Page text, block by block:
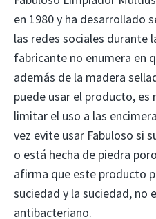
en 1980 y ha desarrollado
las redes sociales durante
fabricante no enumera en
además de la madera
puede usar el producto,
limitar el uso a las
vez evite usar Fabuloso si
o está hecha de piedra
afirma que este producto
suciedad y la suciedad, no
antibacteriano.